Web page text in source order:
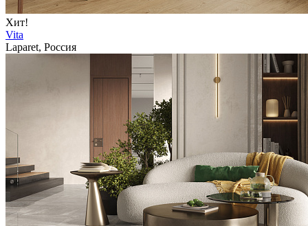
Хит!
Vita
Laparet, Россия